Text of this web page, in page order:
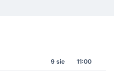
9 sie 11:00